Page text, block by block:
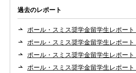
過去のレポート
ポール・スミス奨学金留学生レポート
ポール・スミス奨学金留学生レポート
ポール・スミス奨学金留学生レポート
ポール・スミス奨学金留学生レポート